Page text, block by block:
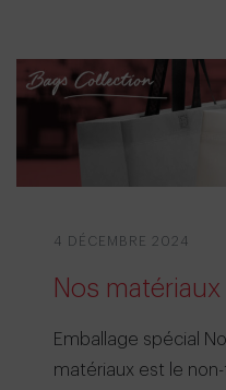
4 DÉCEMBRE 2024
Nos matériaux
Emballage spécial
matériaux est le non-